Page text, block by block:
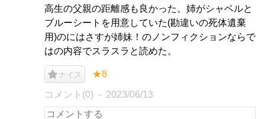
高生の父親の距離感も良かった。姉がシャベルと
ブルーシートを用意していた(勘違いの死体遺棄
用)のにはさすが姉妹！のノンフィクションならで
はの内容でスラスラと読めた。
ナイス ★8
コメント(0) 2023/06/13